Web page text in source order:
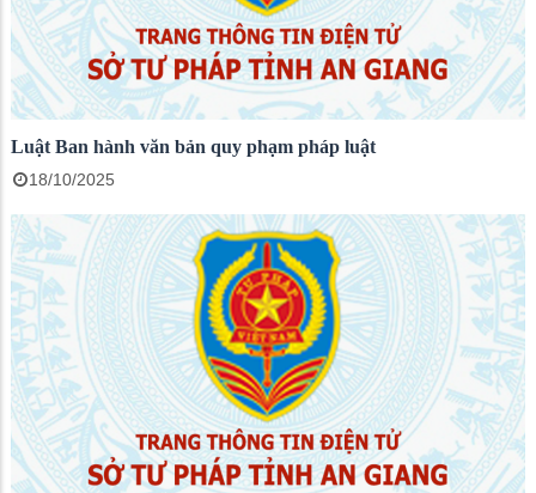
Luật Ban hành văn bản quy phạm pháp luật
18/10/2025